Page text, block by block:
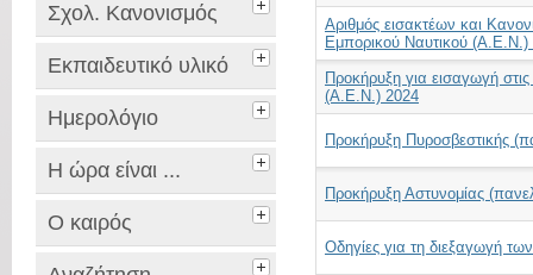
Σχολ. Κανονισμός
Εκπαιδευτικό υλικό
Ημερολόγιο
Η ώρα είναι ...
Ο καιρός
Αριθμός εισακτέων και
Εμπορικού Ναυτικού (Α.Ε.Ν.)
Προκήρυξη για εισαγωγή
(Α.Ε.Ν.) 2024
Προκήρυξη Πυροσβεστικής
Προκήρυξη Αστυνομίας
Οδηγίες για τη διεξαγωγή